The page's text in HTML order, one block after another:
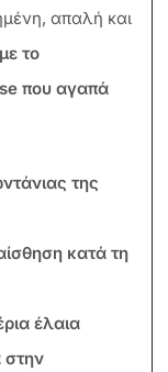
απαλή και
το
που αγαπά
της
κατά τη
έλαια
στην